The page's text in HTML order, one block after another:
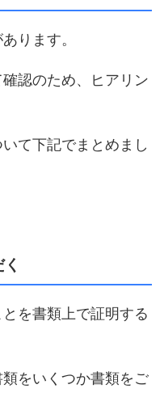
ります。
認のため、ヒアリン
て下記でまとめまし
を書類上で証明する
をいくつか書類をご